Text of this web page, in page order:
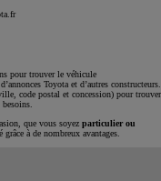
pour trouver le véhicule
Toyota et d’autres constructeurs.
code postal et concession) pour trouver
que vous soyez particulier ou
à de nombreux avantages.